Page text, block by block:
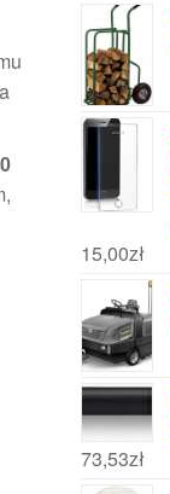
15,00zł
73,53zł